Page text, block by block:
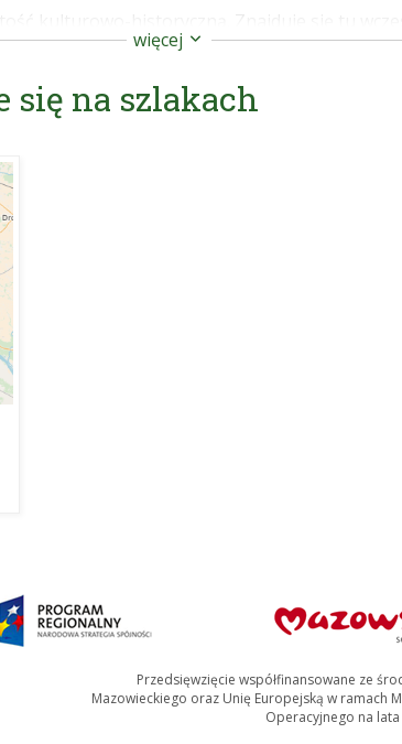
Dużym. Warto wspiąć się na górną
światowej – obelisk upamiętniający śmierć
index.php/formy-ochrony-przyrody-bpk/
więcej
się na szlakach
Przedsięwzięcie współfinansowane ze
Mazowieckiego oraz Unię Europejską w ramach
Operacyjnego na